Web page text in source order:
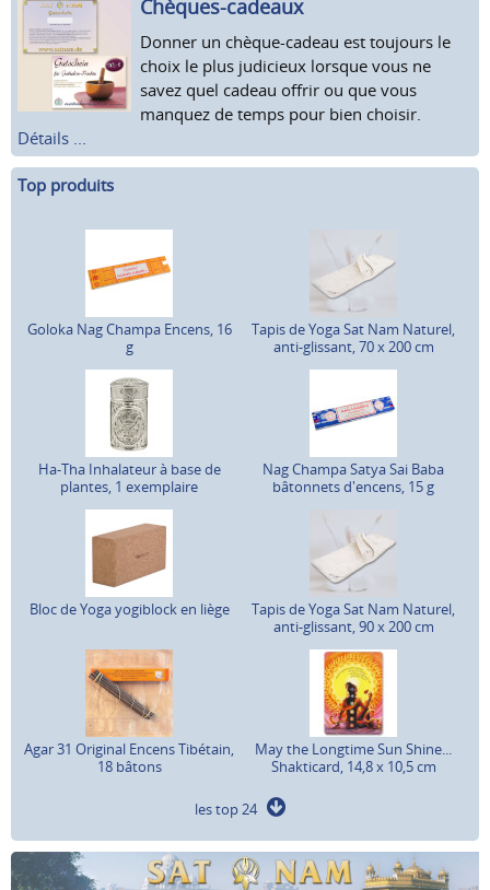
Chèques-cadeaux
Donner un chèque-cadeau est toujours le
choix le plus judicieux lorsque vous ne
savez quel cadeau offrir ou que vous
manquez de temps pour bien choisir.
Détails ...
Top produits
Goloka Nag Champa Encens, 16
g
Tapis de Yoga Sat Nam Naturel,
anti-glissant, 70 x 200 cm
Ha-Tha Inhalateur à base de
plantes, 1 exemplaire
Nag Champa Satya Sai Baba
bâtonnets d'encens, 15 g
Bloc de Yoga yogiblock en liège
Tapis de Yoga Sat Nam Naturel,
anti-glissant, 90 x 200 cm
Agar 31 Original Encens Tibétain,
18 bâtons
May the Longtime Sun Shine...
Shakticard, 14,8 x 10,5 cm
les top 24